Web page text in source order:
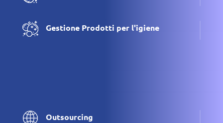
Gestione Prodotti per l'igiene
Outsourcing